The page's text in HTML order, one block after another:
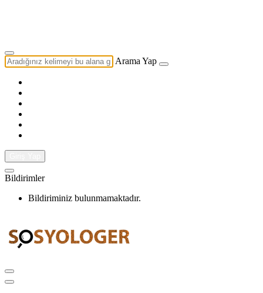
Arama Yap
Bildirimler
Bildiriminiz bulunmamaktadır.